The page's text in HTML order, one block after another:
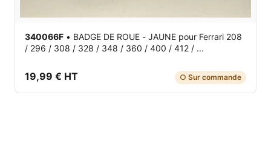
340066F • BADGE DE ROUE - JAUNE pour Ferrari 208
/ 296 / 308 / 328 / 348 / 360 / 400 / 412 / ...
19,99 € HT ○ Sur commande